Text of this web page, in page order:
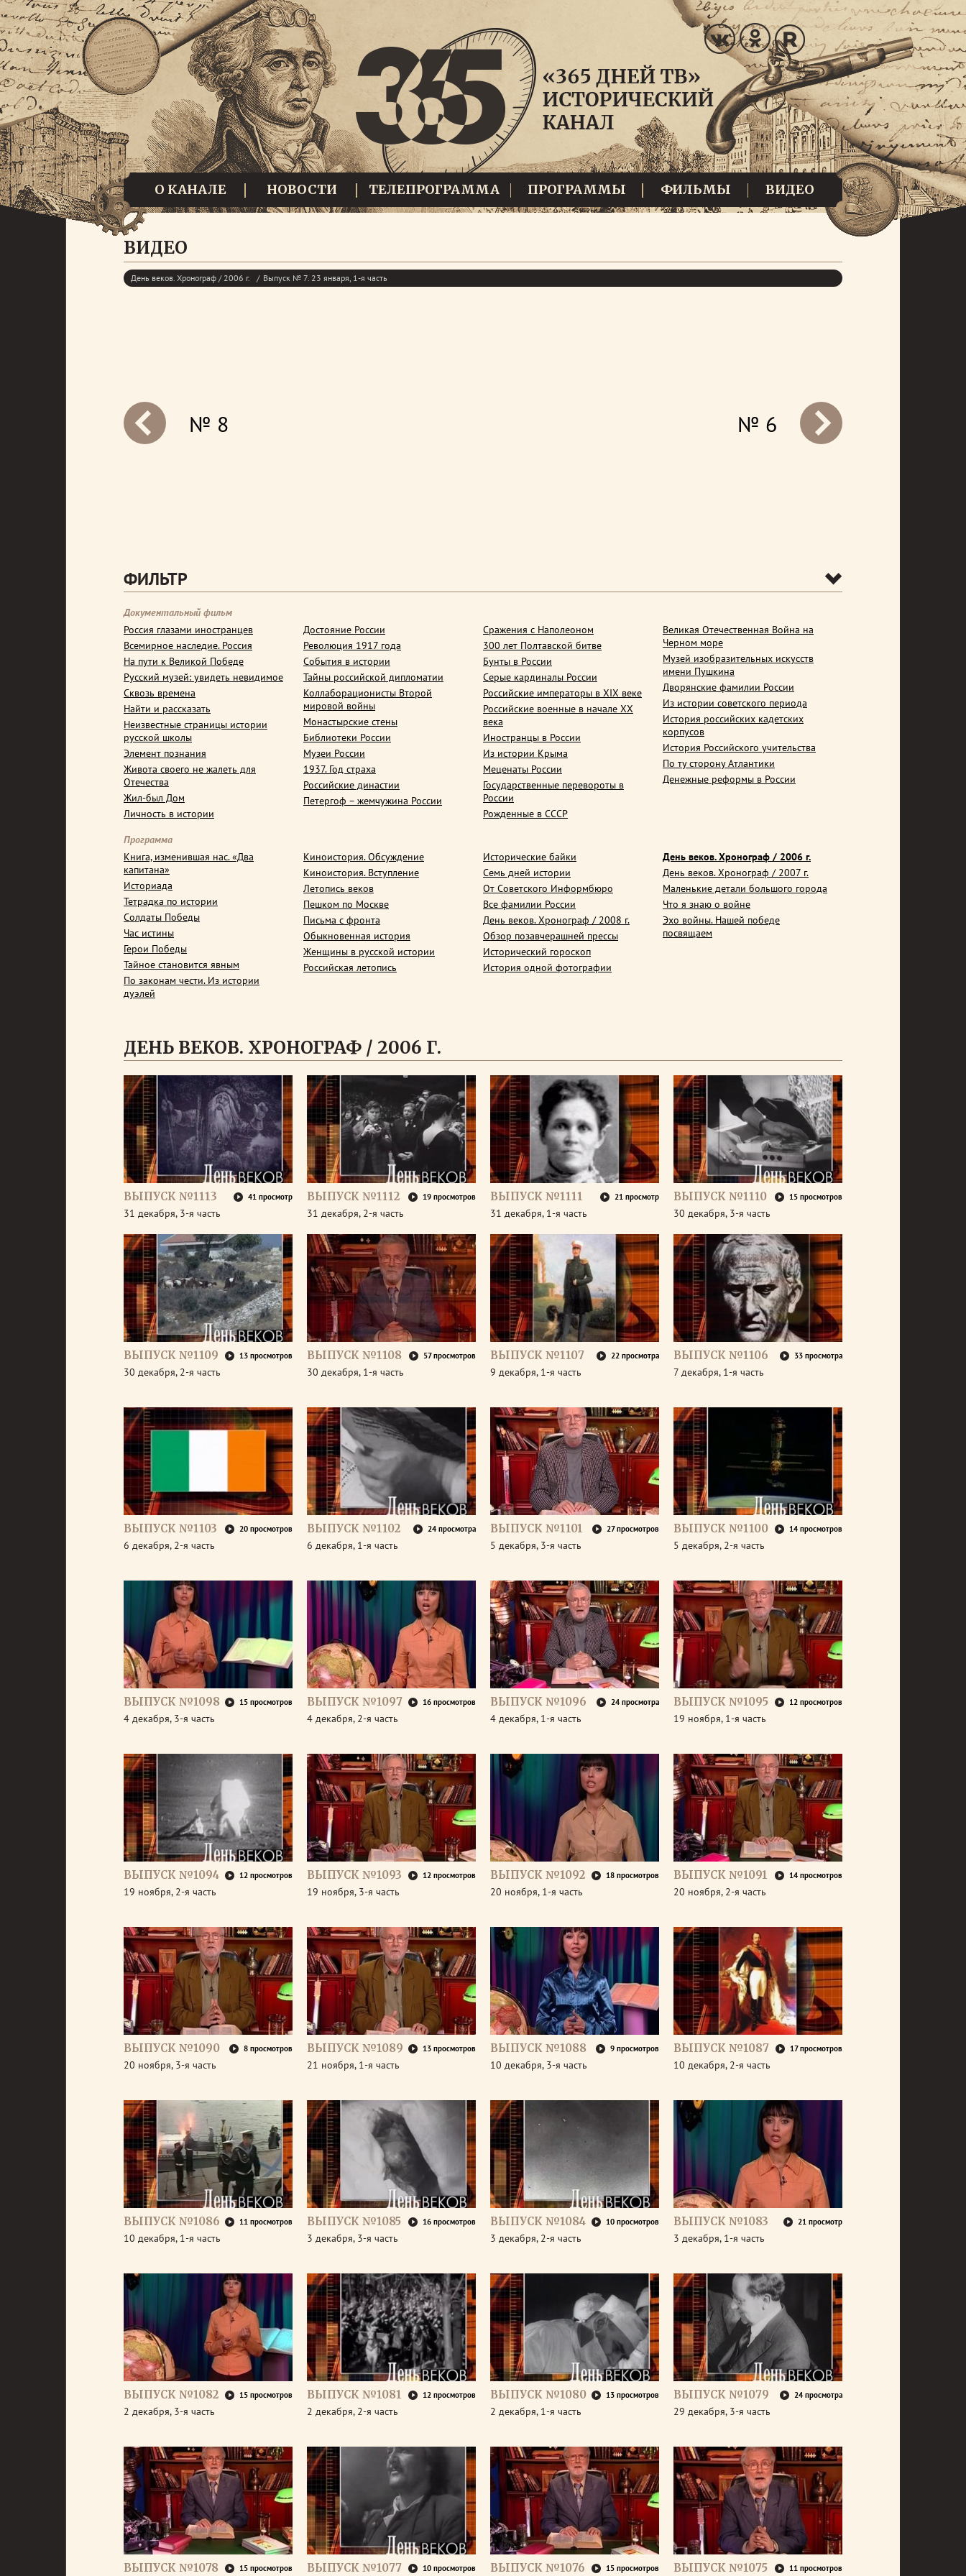
О КАНАЛЕ НОВОСТИ ТЕЛЕПРОГРАММА ПРОГРАММЫ ФИЛЬМЫ ВИДЕО
ВИДЕО
День веков. Хронограф / 2006 г. Выпуск № 7. 23 января, 1-я часть
№ 6
№ 8
ФИЛЬТР
Документальный фильм
Россия глазами иностранцев
Всемирное наследие. Россия
На пути к Великой Победе
Русский музей: увидеть невидимое
Сквозь времена
Найти и рассказать
Неизвестные страницы истории
русской школы
Элемент познания
Живота своего не жалеть для
Отечества
Жил-был Дом
Личность в истории
Достояние России
Революция 1917 года
События в истории
Тайны российской дипломатии
Коллаборационисты Второй
мировой войны
Монастырские стены
Библиотеки России
Музеи России
1937. Год страха
Российские династии
Петергоф – жемчужина России
Сражения с Наполеоном
300 лет Полтавской битве
Бунты в России
Серые кардиналы России
Российские императоры в XIX веке
Российские военные в начале ХХ
века
Иностранцы в России
Из истории Крыма
Меценаты России
Государственные перевороты в
России
Рожденные в СССР
Великая Отечественная Война на
Черном море
Музей изобразительных искусств
имени Пушкина
Дворянские фамилии России
Из истории советского периода
История российских кадетских
корпусов
История Российского учительства
По ту сторону Атлантики
Денежные реформы в России
Программа
Книга, изменившая нас. «Два
капитана»
Историада
Тетрадка по истории
Солдаты Победы
Час истины
Герои Победы
Тайное становится явным
По законам чести. Из истории
дуэлей
Киноистория. Обсуждение
Киноистория. Вступление
Летопись веков
Пешком по Москве
Письма с фронта
Обыкновенная история
Женщины в русской истории
Российская летопись
Исторические байки
Семь дней истории
От Советского Информбюро
Все фамилии России
День веков. Хронограф / 2008 г.
Обзор позавчерашней прессы
Исторический гороскоп
История одной фотографии
День веков. Хронограф / 2006 г.
День веков. Хронограф / 2007 г.
Маленькие детали большого города
Что я знаю о войне
Эхо войны. Нашей победе
посвящаем
ДЕНЬ ВЕКОВ. ХРОНОГРАФ / 2006 Г.
ВЫПУСК №1113 41 просмотр
31 декабря, 3-я часть
ВЫПУСК №1112 19 просмотров
31 декабря, 2-я часть
ВЫПУСК №1111 21 просмотр
31 декабря, 1-я часть
ВЫПУСК №1110 15 просмотров
30 декабря, 3-я часть
ВЫПУСК №1109 13 просмотров
30 декабря, 2-я часть
ВЫПУСК №1108 57 просмотров
30 декабря, 1-я часть
ВЫПУСК №1107 22 просмотра
9 декабря, 1-я часть
ВЫПУСК №1106 33 просмотра
7 декабря, 1-я часть
ВЫПУСК №1103 20 просмотров
6 декабря, 2-я часть
ВЫПУСК №1102 24 просмотра
6 декабря, 1-я часть
ВЫПУСК №1101 27 просмотров
5 декабря, 3-я часть
ВЫПУСК №1100 14 просмотров
5 декабря, 2-я часть
ВЫПУСК №1098 15 просмотров
4 декабря, 3-я часть
ВЫПУСК №1097 16 просмотров
4 декабря, 2-я часть
ВЫПУСК №1096 24 просмотра
4 декабря, 1-я часть
ВЫПУСК №1095 12 просмотров
19 ноября, 1-я часть
ВЫПУСК №1094 12 просмотров
19 ноября, 2-я часть
ВЫПУСК №1093 12 просмотров
19 ноября, 3-я часть
ВЫПУСК №1092 18 просмотров
20 ноября, 1-я часть
ВЫПУСК №1091 14 просмотров
20 ноября, 2-я часть
ВЫПУСК №1090 8 просмотров
20 ноября, 3-я часть
ВЫПУСК №1089 13 просмотров
21 ноября, 1-я часть
ВЫПУСК №1088 9 просмотров
10 декабря, 3-я часть
ВЫПУСК №1087 17 просмотров
10 декабря, 2-я часть
ВЫПУСК №1086 11 просмотров
10 декабря, 1-я часть
ВЫПУСК №1085 16 просмотров
3 декабря, 3-я часть
ВЫПУСК №1084 10 просмотров
3 декабря, 2-я часть
ВЫПУСК №1083 21 просмотр
3 декабря, 1-я часть
ВЫПУСК №1082 15 просмотров
2 декабря, 3-я часть
ВЫПУСК №1081 12 просмотров
2 декабря, 2-я часть
ВЫПУСК №1080 13 просмотров
2 декабря, 1-я часть
ВЫПУСК №1079 24 просмотра
29 декабря, 3-я часть
ВЫПУСК №1078 15 просмотров ВЫПУСК №1077 10 просмотров ВЫПУСК №1076 15 просмотров ВЫПУСК №1075 11 просмотров